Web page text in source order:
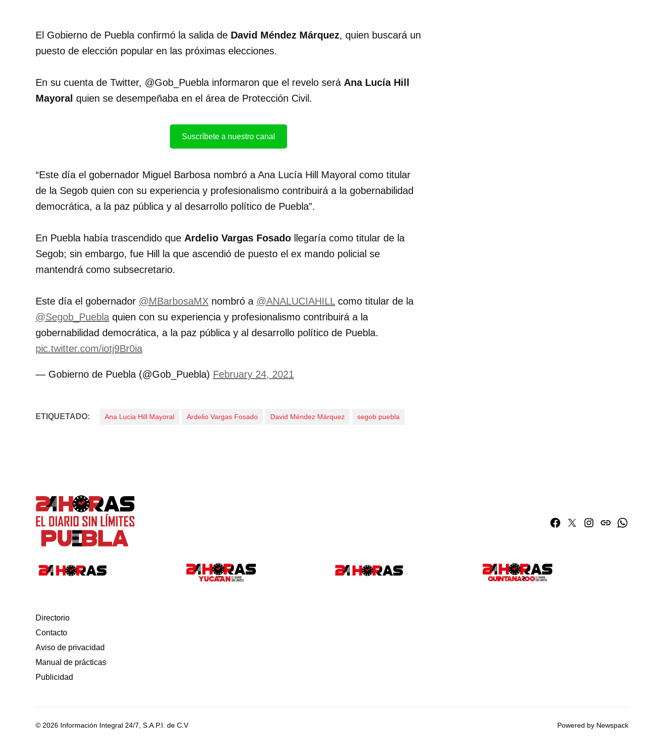
El Gobierno de Puebla confirmó la salida de David Méndez Márquez, quien buscará un
puesto de elección popular en las próximas elecciones.
En su cuenta de Twitter, @Gob_Puebla informaron que el revelo será Ana Lucía Hill
Mayoral quien se desempeñaba en el área de Protección Civil.
Suscríbete a nuestro canal
“Este día el gobernador Miguel Barbosa nombró a Ana Lucía Hill Mayoral como titular
de la Segob quien con su experiencia y profesionalismo contribuirá a la gobernabilidad
democrática, a la paz pública y al desarrollo político de Puebla”.
En Puebla había trascendido que Ardelio Vargas Fosado llegaría como titular de la
Segob; sin embargo, fue Hill la que ascendió de puesto el ex mando policial se
mantendrá como subsecretario.
Este día el gobernador @MBarbosaMX nombró a @ANALUCIAHILLcomo titular de la
@Segob_Puebla quien con su experiencia y profesionalismo contribuirá a la
gobernabilidad democrática, a la paz pública y al desarrollo político de Puebla.
pic.twitter.com/iotj9Br0ia
— Gobierno de Puebla (@Gob_Puebla) February 24, 2021
ETIQUETADO: Ana Lucia Hill Mayoral Ardelio Vargas Fosado David Méndez Márquez segob puebla
Facebook
TwitterInstagram
issuuWhatsapp
Directorio
Contacto
Aviso de privacidad
Manual de prácticas
Publicidad
© 2026 Información Integral 24/7, S.A.P.I. de C.V Powered by Newspack